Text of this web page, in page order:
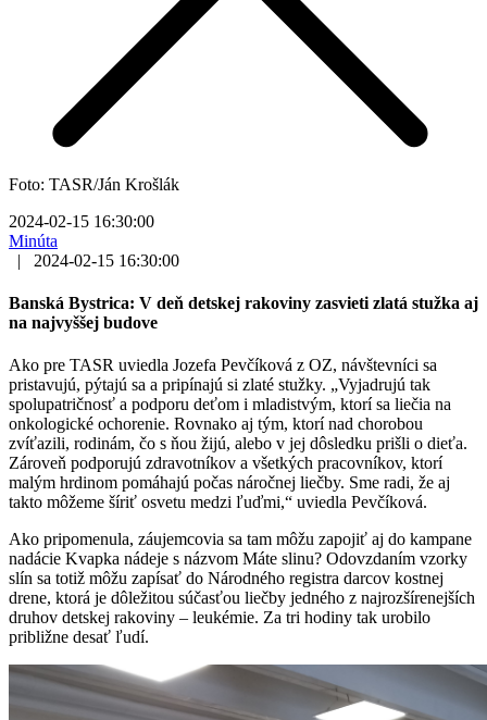
Foto: TASR/Ján Krošlák
2024-02-15 16:30:00
Minúta
|
2024-02-15 16:30:00
Banská Bystrica: V deň detskej rakoviny zasvieti zlatá stužka aj
na najvyššej budove
Ako pre TASR uviedla Jozefa Pevčíková z OZ, návštevníci sa
pristavujú, pýtajú sa a pripínajú si zlaté stužky. „Vyjadrujú tak
spolupatričnosť a podporu deťom i mladistvým, ktorí sa liečia na
onkologické ochorenie. Rovnako aj tým, ktorí nad chorobou
zvíťazili, rodinám, čo s ňou žijú, alebo v jej dôsledku prišli o dieťa.
Zároveň podporujú zdravotníkov a všetkých pracovníkov, ktorí
malým hrdinom pomáhajú počas náročnej liečby. Sme radi, že aj
takto môžeme šíriť osvetu medzi ľuďmi,“ uviedla Pevčíková.
Ako pripomenula, záujemcovia sa tam môžu zapojiť aj do kampane
nadácie Kvapka nádeje s názvom Máte slinu? Odovzdaním vzorky
slín sa totiž môžu zapísať do Národného registra darcov kostnej
drene, ktorá je dôležitou súčasťou liečby jedného z najrozšírenejších
druhov detskej rakoviny – leukémie. Za tri hodiny tak urobilo
približne desať ľudí.